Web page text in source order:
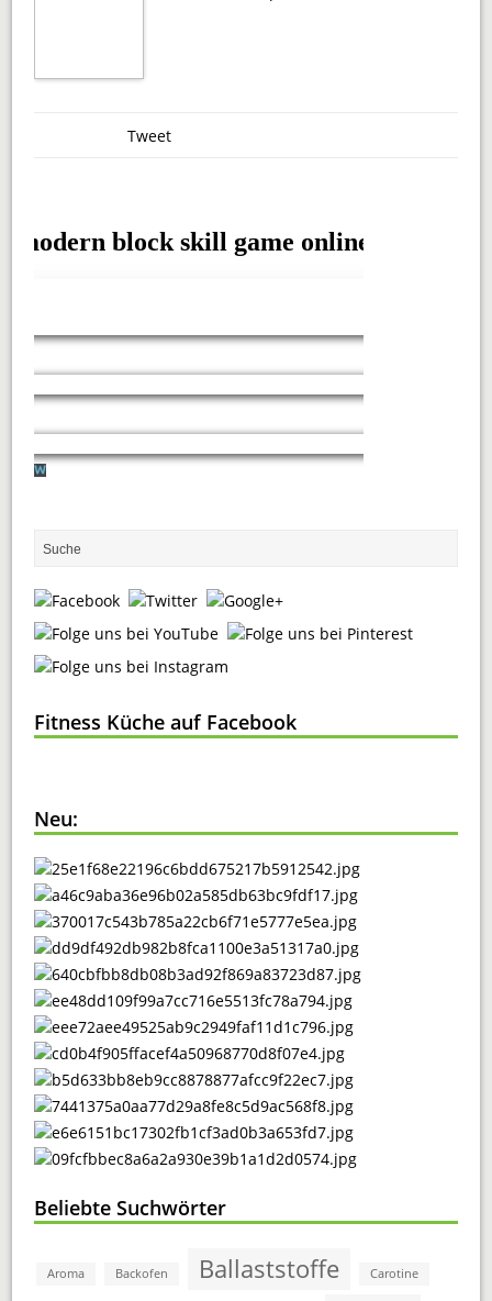
Tweet
Fitness Küche auf Facebook
Neu:
Beliebte Suchwörter
Aroma Backofen Ballaststoffe Carotine